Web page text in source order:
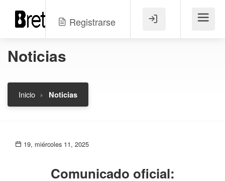
Registrarse Menú
Noticias
Inicio Noticias
19, miércoles 11, 2025
Comunicado oficial: